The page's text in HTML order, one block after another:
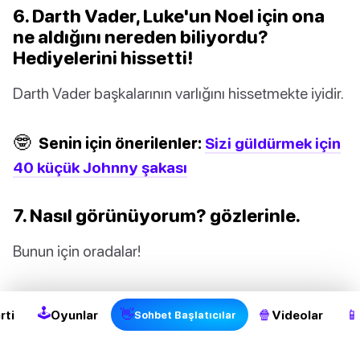
2
6. Darth Vader, Luke'un Noel için ona
ne aldığını nereden biliyordu?
Hediyelerini hissetti!
Darth Vader başkalarının varlığını hissetmekte iyidir.
🤓 Senin için önerilenler: Sizi güldürmek için
40 küçük Johnny şakası
7. Nasıl görünüyorum? gözlerinle.
Bunun için oradalar!
8. Baba saatini neden pencereden
attı? Zamanın uçtuğunu görmek
🕹Oyunlar 👋Sohbet Başlatıcılar 🍿 Videolar 📱